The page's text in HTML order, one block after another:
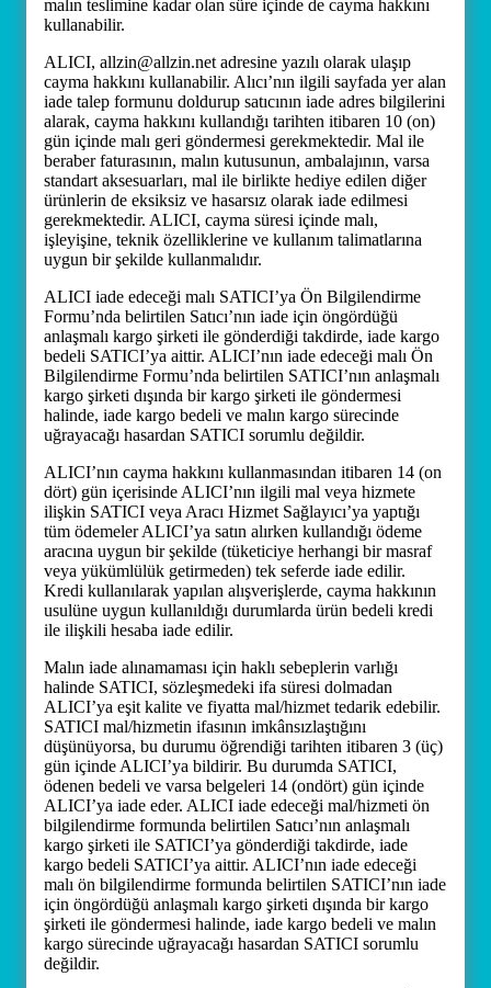
malın teslimine kadar olan süre içinde de cayma hakkını
kullanabilir.
ALICI, allzin@allzin.net adresine yazılı olarak ulaşıp
cayma hakkını kullanabilir. Alıcı’nın ilgili sayfada yer alan
iade talep formunu doldurup satıcının iade adres bilgilerini
alarak, cayma hakkını kullandığı tarihten itibaren 10 (on)
gün içinde malı geri göndermesi gerekmektedir. Mal ile
beraber faturasının, malın kutusunun, ambalajının, varsa
standart aksesuarları, mal ile birlikte hediye edilen diğer
ürünlerin de eksiksiz ve hasarsız olarak iade edilmesi
gerekmektedir. ALICI, cayma süresi içinde malı,
işleyişine, teknik özelliklerine ve kullanım talimatlarına
uygun bir şekilde kullanmalıdır.
ALICI iade edeceği malı SATICI’ya Ön Bilgilendirme
Formu’nda belirtilen Satıcı’nın iade için öngördüğü
anlaşmalı kargo şirketi ile gönderdiği takdirde, iade kargo
bedeli SATICI’ya aittir. ALICI’nın iade edeceği malı Ön
Bilgilendirme Formu’nda belirtilen SATICI’nın anlaşmalı
kargo şirketi dışında bir kargo şirketi ile göndermesi
halinde, iade kargo bedeli ve malın kargo sürecinde
uğrayacağı hasardan SATICI sorumlu değildir.
ALICI’nın cayma hakkını kullanmasından itibaren 14 (on
dört) gün içerisinde ALICI’nın ilgili mal veya hizmete
ilişkin SATICI veya Aracı Hizmet Sağlayıcı’ya yaptığı
tüm ödemeler ALICI’ya satın alırken kullandığı ödeme
aracına uygun bir şekilde (tüketiciye herhangi bir masraf
veya yükümlülük getirmeden) tek seferde iade edilir.
Kredi kullanılarak yapılan alışverişlerde, cayma hakkının
usulüne uygun kullanıldığı durumlarda ürün bedeli kredi
ile ilişkili hesaba iade edilir.
Malın iade alınamaması için haklı sebeplerin varlığı
halinde SATICI, sözleşmedeki ifa süresi dolmadan
ALICI’ya eşit kalite ve fiyatta mal/hizmet tedarik edebilir.
SATICI mal/hizmetin ifasının imkânsızlaştığını
düşünüyorsa, bu durumu öğrendiği tarihten itibaren 3 (üç)
gün içinde ALICI’ya bildirir. Bu durumda SATICI,
ödenen bedeli ve varsa belgeleri 14 (ondört) gün içinde
ALICI’ya iade eder. ALICI iade edeceği mal/hizmeti ön
bilgilendirme formunda belirtilen Satıcı’nın anlaşmalı
kargo şirketi ile SATICI’ya gönderdiği takdirde, iade
kargo bedeli SATICI’ya aittir. ALICI’nın iade edeceği
malı ön bilgilendirme formunda belirtilen SATICI’nın iade
için öngördüğü anlaşmalı kargo şirketi dışında bir kargo
şirketi ile göndermesi halinde, iade kargo bedeli ve malın
kargo sürecinde uğrayacağı hasardan SATICI sorumlu
değildir.